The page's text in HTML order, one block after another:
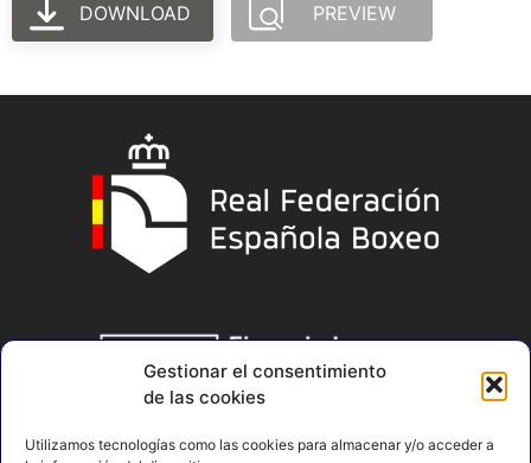
Gestionar el consentimiento
de las cookies
Utilizamos tecnologías como las cookies para almacenar y/o acceder a
DOWNLOAD PREVIEW